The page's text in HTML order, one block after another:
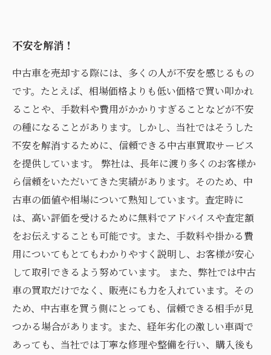
不安を解消！
中古車を売却する際には、多くの人が不安を感じるもの
です。たとえば、相場価格よりも低い価格で買い叩かれ
ることや、手数料や費用がかかりすぎることなどが不安
の種になることがあります。しかし、当社ではそうした
不安を解消するために、信頼できる中古車買取サービス
を提供しています。 弊社は、長年に渡り多くのお客様か
ら信頼をいただいてきた実績があります。そのため、中
古車の価値や相場について熟知しています。査定時に
は、高い評価を受けるために無料でアドバイスや査定額
をお伝えすることも可能です。また、手数料や掛かる費
用についてもとてもわかりやすく説明し、お客様が安心
して取引できるよう努めています。 また、弊社では中古
車の買取だけでなく、販売にも力を入れています。その
ため、中古車を買う側にとっても、信頼できる相手が見
つかる場合があります。また、経年劣化の激しい車両で
あっても、当社では丁寧な修理や整備を行い、購入後も